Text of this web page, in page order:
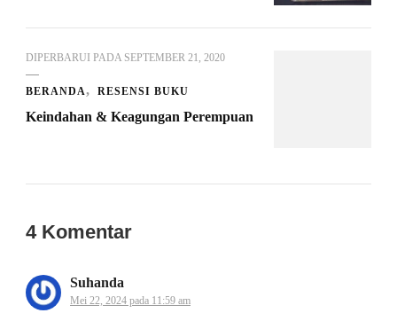
DIPERBARUI PADA SEPTEMBER 21, 2020
BERANDA RESENSI BUKU
Keindahan & Keagungan Perempuan
4 Komentar
Suhanda
Mei 22, 2024 pada 11:59 am